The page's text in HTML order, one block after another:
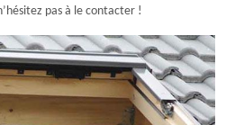
pas à le contacter !